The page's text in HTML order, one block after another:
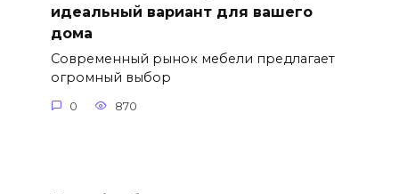
идеальный вариант для вашего
дома
Современный рынок мебели предлагает
огромный выбор
0 870